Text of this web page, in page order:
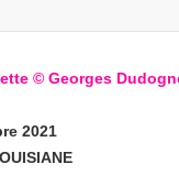
2021